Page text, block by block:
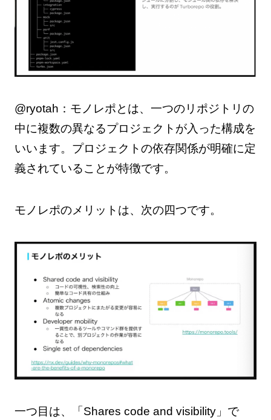
@ryotah：モノレポとは、一つのリポジトリの
中に複数の異なるプロジェクトが入った構成を
いいます。プロジェクトの依存関係が明確に定
義されていることが特徴です。
モノレポのメリットは、次の四つです。
一つ目は、「Shares code and visibility」で